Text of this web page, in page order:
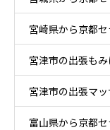
宮崎県から京都
宮津市の出張も
宮津市の出張マ
富山県から京都